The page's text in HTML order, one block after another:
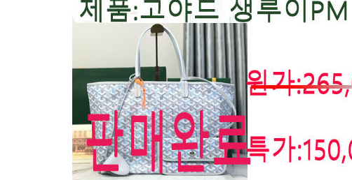
르메르
루이비통
샤넬
에르메스
프라다
발리
미우미우
멀버리
발렌시아가
보테가베네타
디올
고야드
몽블랑
크롬하츠
기타